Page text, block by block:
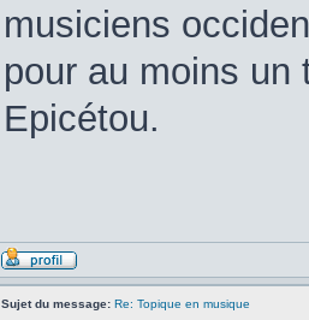
musiciens
pour au moins un
Epicétou.
Sujet du message: Re: Topique en musique